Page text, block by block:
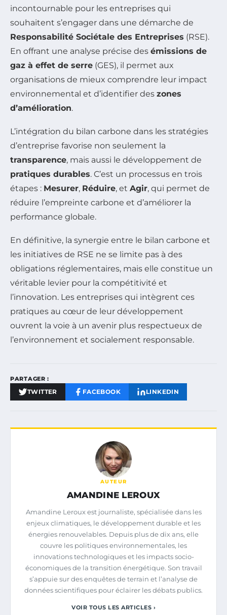
incontournable pour les entreprises qui
souhaitent s’engager dans une démarche de
Responsabilité Sociétale des Entreprises (RSE).
En offrant une analyse précise des émissions de
gaz à effet de serre (GES), il permet aux
organisations de mieux comprendre leur impact
environnemental et d’identifier des zones
d’amélioration.
L’intégration du bilan carbone dans les stratégies
d’entreprise favorise non seulement la
transparence, mais aussi le développement de
pratiques durables. C’est un processus en trois
étapes : Mesurer, Réduire, et Agir, qui permet de
réduire l’empreinte carbone et d’améliorer la
performance globale.
En définitive, la synergie entre le bilan carbone et
les initiatives de RSE ne se limite pas à des
obligations réglementaires, mais elle constitue un
véritable levier pour la compétitivité et
l’innovation. Les entreprises qui intègrent ces
pratiques au cœur de leur développement
ouvrent la voie à un avenir plus respectueux de
l’environnement et socialement responsable.
PARTAGER :
TWITTER FACEBOOK LINKEDIN
AUTEUR
AMANDINE LEROUX
Amandine Leroux est journaliste, spécialisée dans les
enjeux climatiques, le développement durable et les
énergies renouvelables. Depuis plus de dix ans, elle
couvre les politiques environnementales, les
innovations technologiques et les impacts socio-
économiques de la transition énergétique. Son travail
s’appuie sur des enquêtes de terrain et l’analyse de
données scientifiques pour éclairer les débats publics.
VOIR TOUS LES ARTICLES ›